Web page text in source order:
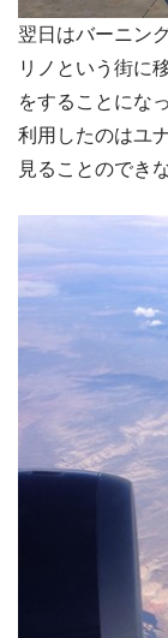
翌日はバーニン
リノという街に
をすることにな
利用したのはユ
見ることのでき